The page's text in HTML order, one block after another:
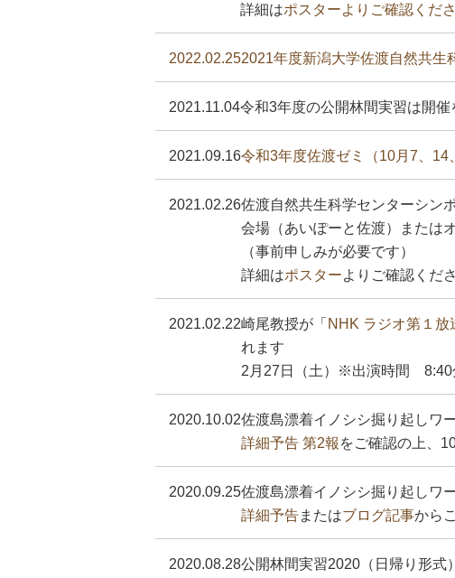
詳細はポスターよりご確認くだ
2022.02.252021年度新潟大学佐渡自然共生
2021.11.04令和3年度の公開林間実習は開
2021.09.16令和3年度佐渡ゼミ（10月7、
2021.02.26佐渡自然共生科学センターシン
会場（あいぽーと佐渡）または
（事前申しみが必要です）
詳細はポスターよりご確認くだ
2021.02.22崎尾教授が「 NHK ラジオ第１放
れます
2月27日（土）※出演時間 8:40
2020.10.02佐渡島漂着イノシシ掘り起しワ
詳細予告 第2報 をご確認の上、
2020.09.25佐渡島漂着イノシシ掘り起しワ
詳細予告またはブログ記事から
2020.08.28公開林間実習2020（日帰り形式